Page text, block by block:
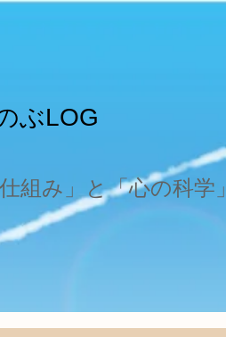
ぶLOG
組み」と「心の科学」